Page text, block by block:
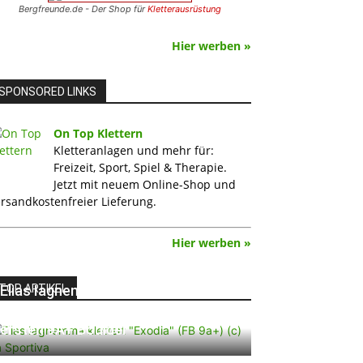
Bergfreunde.de - Der Shop fürKletterausrüstung
Hier werben »
LINKS
On Top Klettern
Kletteranlagen und mehr für:
Freizeit, Sport, Spiel & Therapie.
Jetzt mit neuem Online-Shop und
Lieferung.
Hier werben »
ARTIKEL
Elias Iagnemma klettert „Exodia“:
ersten 9A+ Boulder